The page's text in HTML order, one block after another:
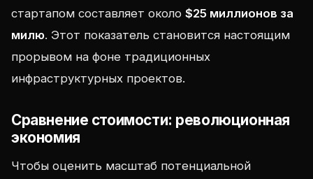
стартапом составляет около $25 миллионов за
милю. Этот показатель становится настоящим
прорывом на фоне традиционных
инфраструктурных проектов.
Сравнение стоимости: революционная
экономия
Чтобы оценить масштаб потенциальной